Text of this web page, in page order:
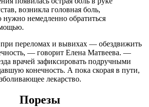
возникла головная боль,
нужно немедленно обратиться
переломах и вывихах — обездвижить
— говорит Елена Матвеева. —
врачей зафиксировать подручными
конечность. А пока скорая в пути,
лекарство.
Порезы